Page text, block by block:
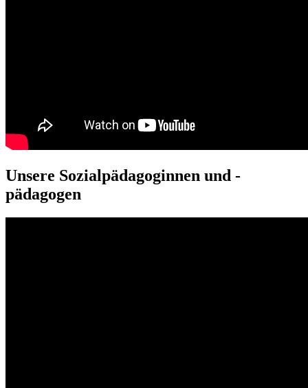
Unsere Sozialpädagoginnen und -
pädagogen